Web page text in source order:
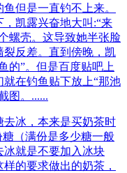
但是一直钓不上来。
凯露兴奋地大叫:“来
螺壳。这导致她半张脸
裂反差。直到傍晚，凯
的”。但是百度贴吧上
在钓鱼贴下放上“那池
图。......
冰，本来是买奶茶时
（满份是多少糖一般
冰就是不要加入冰块
的要求做出的奶茶，